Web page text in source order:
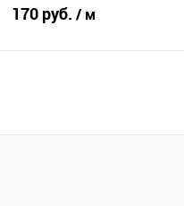
170 руб. / м
Сравнение